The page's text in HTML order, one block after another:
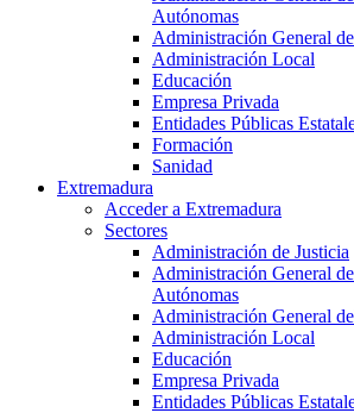
Autónomas
Administración General
Administración Local
Educación
Empresa Privada
Entidades Públicas
Formación
Sanidad
Extremadura
Acceder a Extremadura
Sectores
Administración de Justicia
Administración General
Autónomas
Administración General
Administración Local
Educación
Empresa Privada
Entidades Públicas